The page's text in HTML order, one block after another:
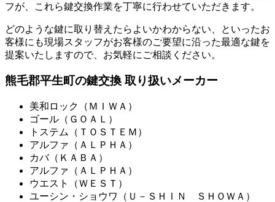
フが、これら鍵交換作業を丁寧に行わせていただきます。
どのような鍵に取り替えたらよいかわからない、といったお
客様にも現場スタッフがお客様のご要望に沿った最適な鍵を
提案いたしますので、お気軽にご相談ください。
熊毛郡平生町の鍵交換 取り扱いメーカー
美和ロック（ＭＩＷＡ）
ゴール（ＧＯＡＬ）
トステム（ＴＯＳＴＥＭ）
アルファ（ＡＬＰＨＡ）
カバ（ＫＡＢＡ）
アルファ（ＡＬＰＨＡ）
ウエスト（ＷＥＳＴ）
ユーシン・ショウワ（Ｕ－ＳＨＩＮ ＳＨＯＷＡ）